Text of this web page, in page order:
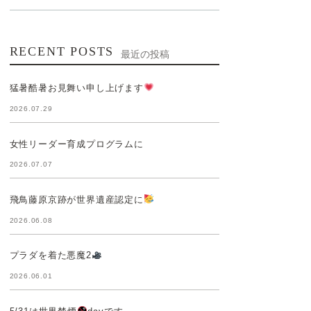
RECENT POSTS 最近の投稿
猛暑酷暑お見舞い申し上げます
2026.07.29
女性リーダー育成プログラムに
2026.07.07
飛鳥藤原京跡が世界遺産認定に
2026.06.08
プラダを着た悪魔2
2026.06.01